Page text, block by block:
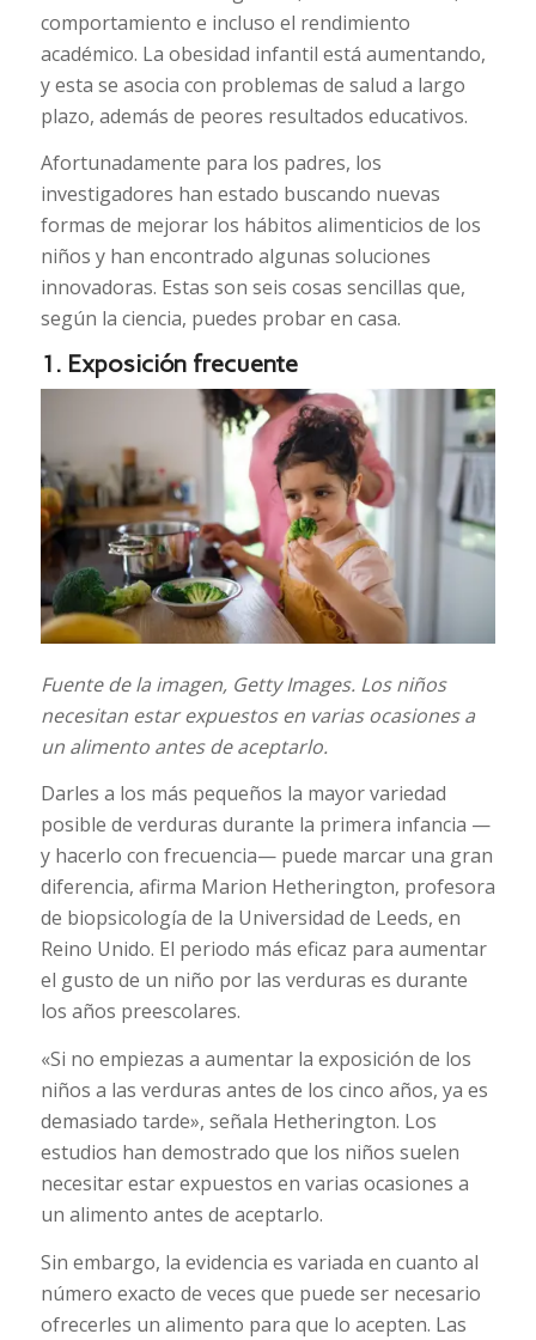
comportamiento e incluso el rendimiento
académico. La obesidad infantil está aumentando,
y esta se asocia con problemas de salud a largo
plazo, además de peores resultados educativos.
Afortunadamente para los padres, los
investigadores han estado buscando nuevas
formas de mejorar los hábitos alimenticios de los
niños y han encontrado algunas soluciones
innovadoras. Estas son seis cosas sencillas que,
según la ciencia, puedes probar en casa.
1. Exposición frecuente
Fuente de la imagen, Getty Images. Los niños
necesitan estar expuestos en varias ocasiones a
un alimento antes de aceptarlo.
Darles a los más pequeños la mayor variedad
posible de verduras durante la primera infancia —
y hacerlo con frecuencia— puede marcar una gran
diferencia, afirma Marion Hetherington, profesora
de biopsicología de la Universidad de Leeds, en
Reino Unido. El periodo más eficaz para aumentar
el gusto de un niño por las verduras es durante
los años preescolares.
«Si no empiezas a aumentar la exposición de los
niños a las verduras antes de los cinco años, ya es
demasiado tarde», señala Hetherington. Los
estudios han demostrado que los niños suelen
necesitar estar expuestos en varias ocasiones a
un alimento antes de aceptarlo.
Sin embargo, la evidencia es variada en cuanto al
número exacto de veces que puede ser necesario
ofrecerles un alimento para que lo acepten. Las